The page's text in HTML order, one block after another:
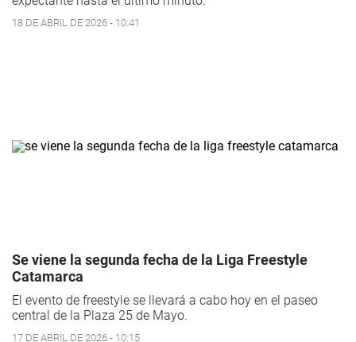
18 DE ABRIL DE 2026 - 10:41
Se viene la segunda fecha de la Liga Freestyle
Catamarca
El evento de freestyle se llevará a cabo hoy en el paseo
central de la Plaza 25 de Mayo.
17 DE ABRIL DE 2026 - 10:15